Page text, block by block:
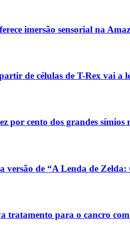
imersão sensorial na
de células de T-Rex vai a
por cento dos grandes
versão de “A Lenda de Zelda:
tratamento para o cancro